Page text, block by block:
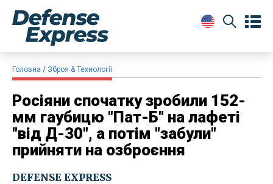
Головна Зброя & Технології
Росіяни спочатку зробили 152-
мм гаубицю "Пат-Б" на лафеті
"від Д-30", а потім "забули"
прийняти на озброєння
DEFENSE EXPRESS